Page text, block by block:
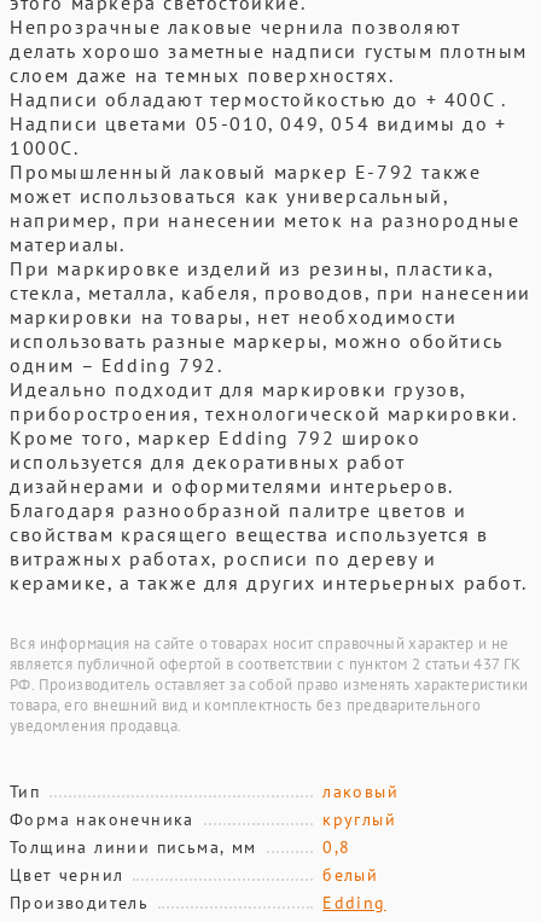
Непрозрачные лаковые чернила позволяют
делать хорошо заметные надписи густым плотным
слоем даже на темных поверхностях.
Надписи обладают термостойкостью до + 400С .
Надписи цветами 05-010, 049, 054 видимы до +
1000С.
Промышленный лаковый маркер Е-792 также
может использоваться как универсальный,
например, при нанесении меток на разнородные
материалы.
При маркировке изделий из резины, пластика,
стекла, металла, кабеля, проводов, при нанесении
маркировки на товары, нет необходимости
использовать разные маркеры, можно обойтись
одним – Edding 792.
Идеально подходит для маркировки грузов,
приборостроения, технологической маркировки.
Кроме того, маркер Edding 792 широко
используется для декоративных работ
дизайнерами и оформителями интерьеров.
Благодаря разнообразной палитре цветов и
свойствам красящего вещества используется в
витражных работах, росписи по дереву и
керамике, а также для других интерьерных работ.
Вся информация на сайте о товарах носит справочный характер и не
является публичной офертой в соответствии с пунктом 2 статьи 437 ГК
РФ. Производитель оставляет за собой право изменять характеристики
товара, его внешний вид и комплектность без предварительного
уведомления продавца.
Тип
лаковый
Форма наконечника
круглый
Толщина линии письма, мм
0,8
Цвет чернил
белый
Производитель
Edding